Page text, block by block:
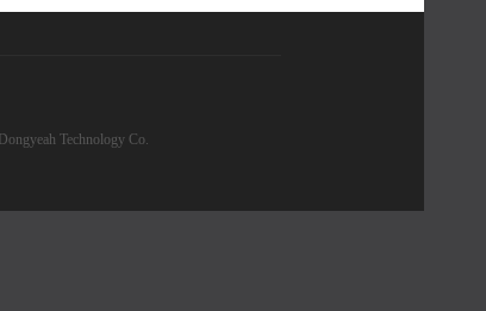
Dongyeah Technology Co.